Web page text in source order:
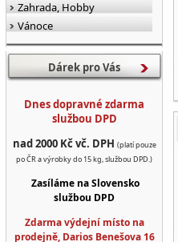
Zahrada, Hobby
Vánoce
Dárek pro Vás
Dnes dopravné zdarma
službou DPD
nad 2000 Kč vč. DPH (platí pouze
po ČR a výrobky do 15 kg, službou DPD.)
Zasíláme na Slovensko
službou DPD
Zdarma výdejní místo na
prodejně, Darios Benešova 16